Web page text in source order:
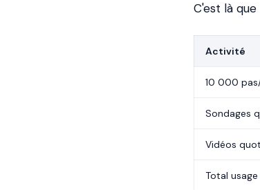
C'est là
Activité
10 000
Sondages
Vidéos
Total